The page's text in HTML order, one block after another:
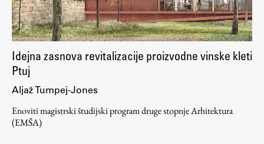
Idejna zasnova revitalizacije proizvodne vinske kleti
Ptuj
Aljaž Tumpej-Jones
Enoviti magistrski študijski program druge stopnje Arhitektura
(EMŠA)